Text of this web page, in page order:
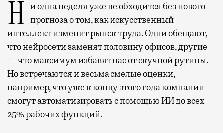
Ни одна неделя уже не обходится без нового прогноза о том, как искусственный
интеллект изменит рынок труда. Одни обещают,
что нейросети заменят половину офисов, другие
— что максимум избавят нас от скучной рутины.
Но встречаются и весьма смелые оценки,
например, что уже к концу этого года компании
смогут автоматизировать с помощью ИИ до всех
25% рабочих функций.